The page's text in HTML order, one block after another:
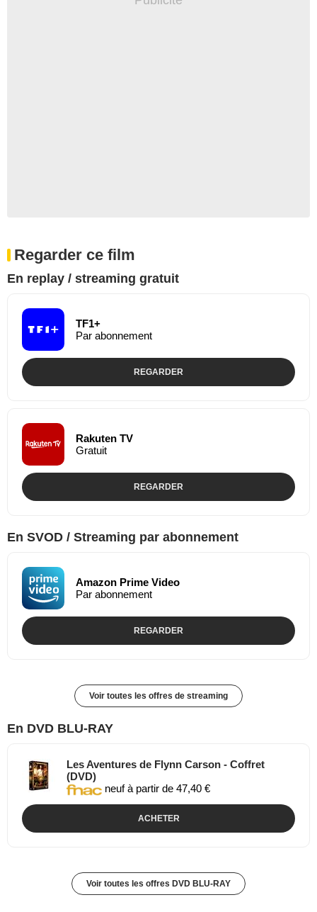
Regarder ce film
En replay / streaming gratuit
TF1+
Par abonnement
REGARDER
Rakuten TV
Gratuit
REGARDER
En SVOD / Streaming par abonnement
Amazon Prime Video
Par abonnement
REGARDER
Voir toutes les offres de streaming
En DVD BLU-RAY
Les Aventures de Flynn Carson - Coffret
(DVD)
neuf à partir de 47,40 €
ACHETER
Voir toutes les offres DVD BLU-RAY